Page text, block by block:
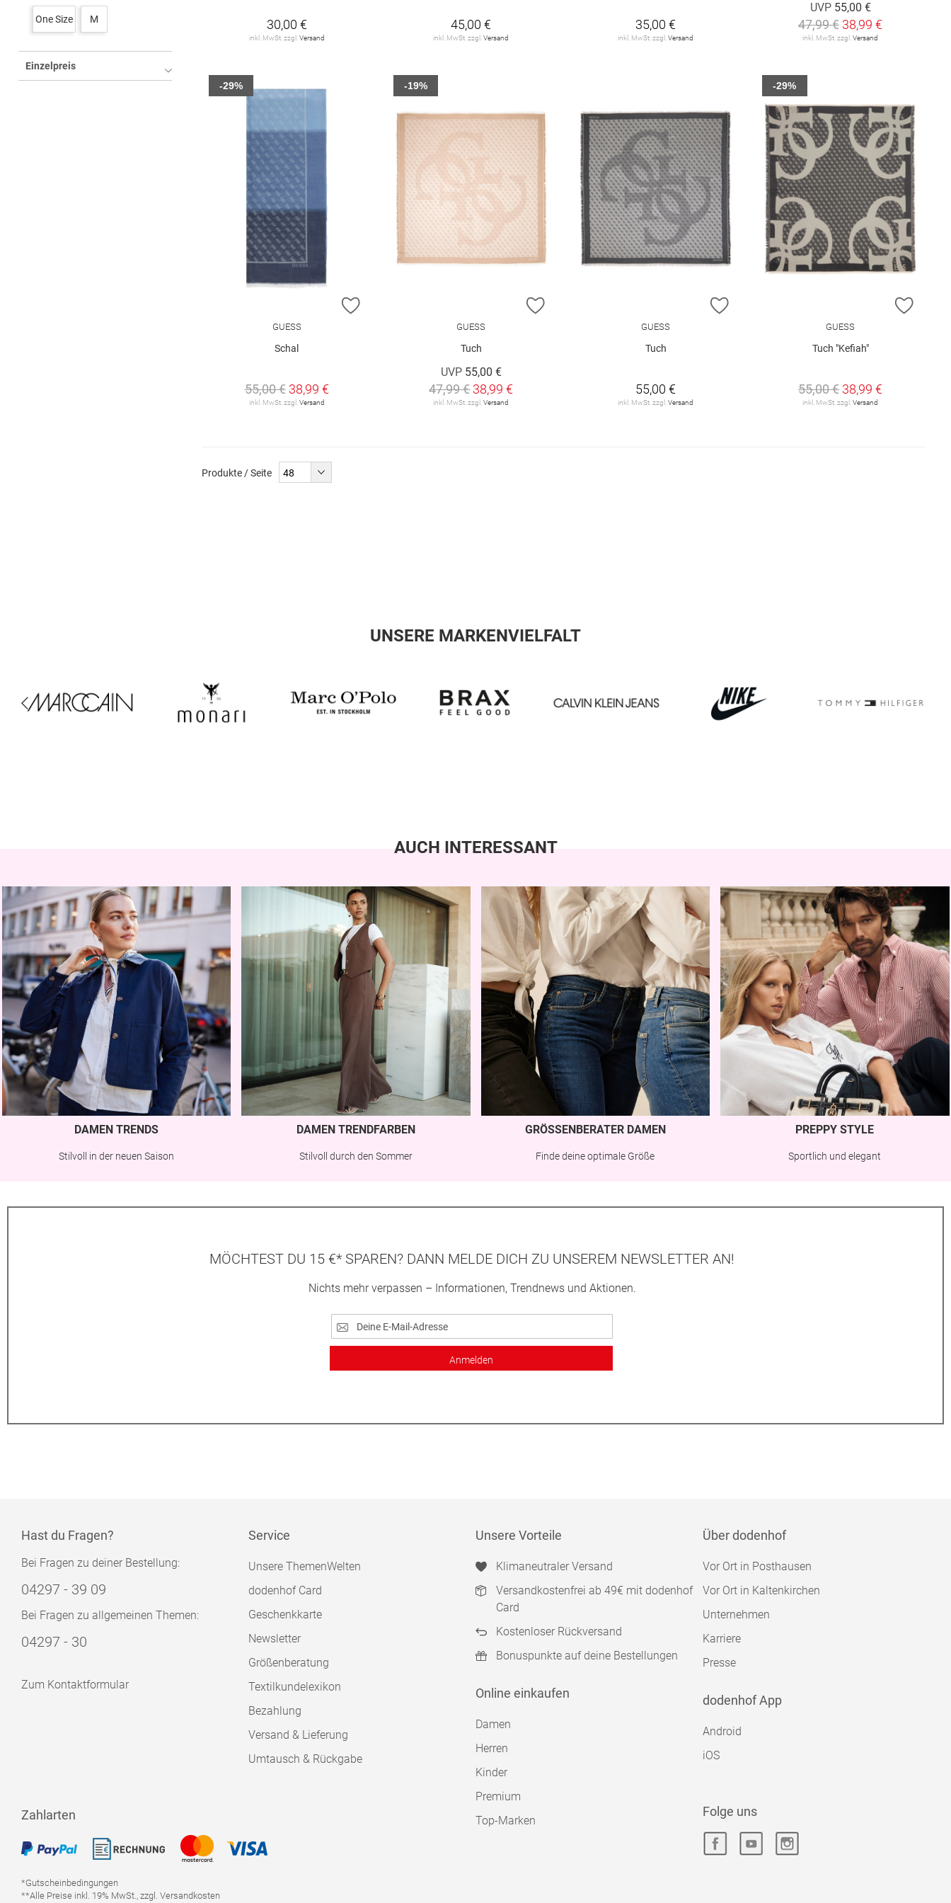
One Size M
Einzelpreis
30,00 €
inkl. MwSt. zzgl. Versand
45,00 €
inkl. MwSt. zzgl.Versand
35,00 €
inkl. MwSt. zzgl.Versand
UVP 55,00 €
47,99 € 38,99 €
inkl. MwSt. zzgl.Versand
ZUR WUNSCHLISTE HINZUFÜGEN
GUESS
Schal
55,00 € 38,99 €
inkl. MwSt. zzgl. Versand
-29%
ZUR WUNSCHLISTE HINZUFÜGEN
GUESS
Tuch
UVP 55,00 €
47,99 € 38,99 €
inkl. MwSt. zzgl.Versand
-19%
GUESS
Tuch
55,00 €
inkl. MwSt. zzgl.Versand
ZUR
GUESS
Tuch "Kefiah"
55,00 € 38,99 €
inkl. MwSt. zzgl.Versand
-29%
Produkte / Seite
UNSERE MARKENVIELFALT
AUCH INTERESSANT
DAMEN TRENDS
Stilvoll in der neuen Saison
DAMEN TRENDFARBEN
Stilvoll durch den Sommer
GRÖSSENBERATER DAMEN
Finde deine optimale Größe
PREPPY STYLE
Sportlich und elegant
MÖCHTEST DU 15 €* SPAREN? DANN MELDE DICH ZU UNSEREM NEWSLETTER AN!
Nichts mehr verpassen – Informationen, Trendnews und Aktionen.
Anmelden
Hast du Fragen?
Bei Fragen zu deiner Bestellung:
04297 - 39 09
Bei Fragen zu allgemeinen Themen:
04297 - 30
Zum Kontaktformular
Service
Unsere ThemenWelten
dodenhof Card
Geschenkkarte
Newsletter
Größenberatung
Textilkundelexikon
Bezahlung
Versand & Lieferung
Umtausch & Rückgabe
Unsere Vorteile
Klimaneutraler Versand
Versandkostenfrei ab 49€ mit dodenhof
Card
Kostenloser Rückversand
Bonuspunkte auf deine Bestellungen
Online einkaufen
Damen
Herren
Kinder
Premium
Top-Marken
Über dodenhof
Vor Ort in Posthausen
Vor Ort in Kaltenkirchen
Unternehmen
Karriere
Presse
dodenhof App
Android
iOS
Zahlarten
*Gutscheinbedingungen
**Alle Preise inkl. 19% MwSt., zzgl. Versandkosten
Folge uns